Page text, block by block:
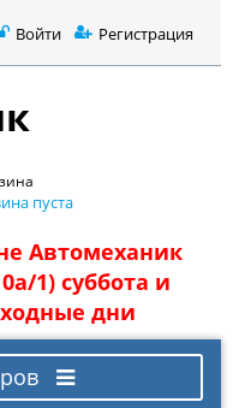
Войти Регистрация
пуста
Автомеханик
1) суббота и
дни